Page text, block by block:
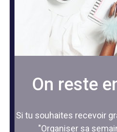
On reste
Si tu souhaites recevoir
"Organiser sa